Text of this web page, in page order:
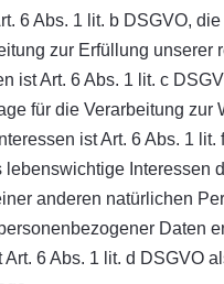
6 Abs. 1 lit. b DSGVO,
zur Erfüllung unserer
ist Art. 6 Abs. 1 lit. c
für die Verarbeitung zur
ist Art. 6 Abs. 1 lit.
lebenswichtige Interessen
anderen natürlichen
Daten
Art. 6 Abs. 1 lit. d DSGVO